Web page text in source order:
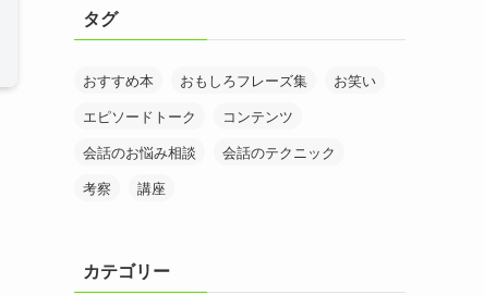
タグ
おすすめ本 おもしろフレーズ集
お笑い
エピソードトーク
コンテンツ
会話のお悩み相談
会話のテクニック
考察
講座
カテゴリー